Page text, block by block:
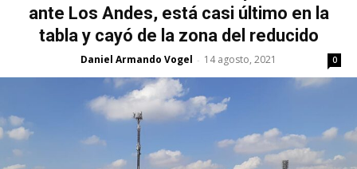
ante Los Andes, está casi último en la
tabla y cayó de la zona del reducido
Daniel Armando Vogel - 14 agosto, 2021 0